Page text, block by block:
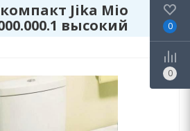
Jika Mio
высокий
0
0